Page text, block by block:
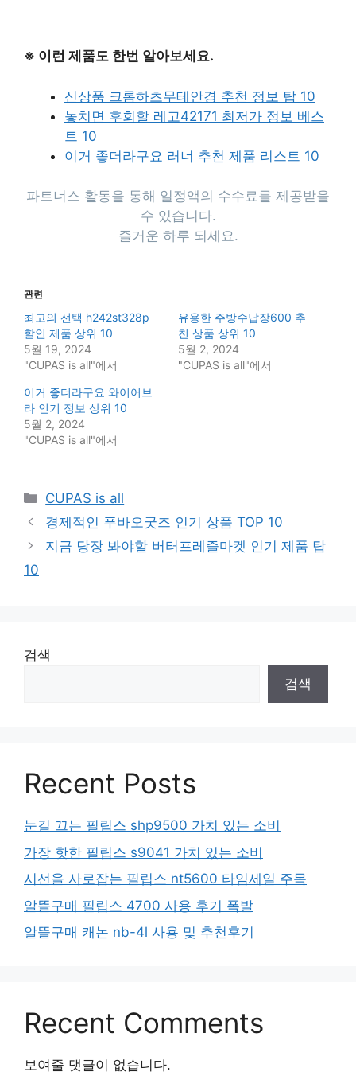
※ 이런 제품도 한번 알아보세요.
신상품 크롬하츠무테안경 추천 정보 탑 10
놓치면 후회할 레고42171 최저가 정보 베스
트 10
이거 좋더라구요 러너 추천 제품 리스트 10
파트너스 활동을 통해 일정액의 수수료를 제공받을
수 있습니다.
즐거운 하루 되세요.
관련
최고의 선택 h242st328p
할인 제품 상위 10
5월 19, 2024
"CUPAS is all"에서
유용한 주방수납장600 추
천 상품 상위 10
5월 2, 2024
"CUPAS is all"에서
이거 좋더라구요 와이어브
라 인기 정보 상위 10
5월 2, 2024
"CUPAS is all"에서
Categories
CUPAS is all
경제적인 푸바오굿즈 인기 상품 TOP 10
지금 당장 봐야할 버터프레즐마켓 인기 제품 탑
10
검색
검색
Recent Posts
눈길 끄는 필립스 shp9500 가치 있는 소비
가장 핫한 필립스 s9041 가치 있는 소비
시선을 사로잡는 필립스 nt5600 타임세일 주목
알뜰구매 필립스 4700 사용 후기 폭발
알뜰구매 캐논 nb-4l 사용 및 추천후기
Recent Comments
보여줄 댓글이 없습니다.